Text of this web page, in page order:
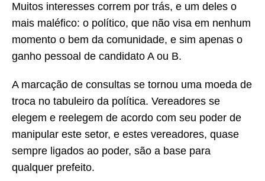
Muitos interesses correm por trás, e um deles o
mais maléfico: o político, que não visa em nenhum
momento o bem da comunidade, e sim apenas o
ganho pessoal de candidato A ou B.
A marcação de consultas se tornou uma moeda de
troca no tabuleiro da política. Vereadores se
elegem e reelegem de acordo com seu poder de
manipular este setor, e estes vereadores, quase
sempre ligados ao poder, são a base para
qualquer prefeito.